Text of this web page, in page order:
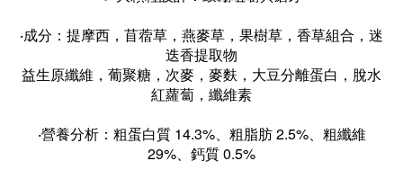
‧成分： 提摩西，苜蓿草，燕麥草，果樹草，香草組合，迷
迭香提取物
益生原纖維，葡聚糖，次麥，麥麩，大豆分離蛋白，脫水
紅蘿蔔，纖維素
‧營養分析： 粗蛋白質 14.3%、 粗脂肪 2.5%、粗纖維
29%、 鈣質 0.5%